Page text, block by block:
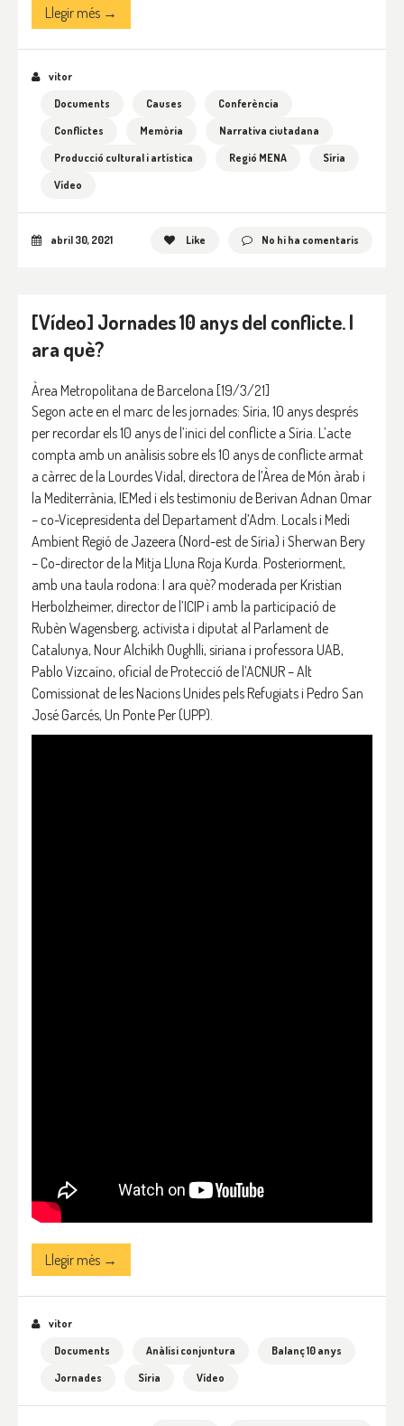
Llegir més →
vitor
Documents
Causes
Conferència
Conflictes
Memòria
Narrativa ciutadana
Producció cultural i artística
Regió MENA
Síria
Vídeo
abril 30, 2021 Like No hi ha comentaris
[Vídeo] Jornades 10 anys del conflicte. I
ara què?
Àrea Metropolitana de Barcelona [19/3/21]
Segon acte en el marc de les jornades: Síria, 10 anys després
per recordar els 10 anys de l’inici del conflicte a Síria. L’acte
compta amb un anàlisis sobre els 10 anys de conflicte armat
a càrrec de la Lourdes Vidal, directora de l’Àrea de Món àrab i
la Mediterrània, IEMed i els testimoniu de Berivan Adnan Omar
– co-Vicepresidenta del Departament d’Adm. Locals i Medi
Ambient Regió de Jazeera (Nord-est de Síria) i Sherwan Bery
– Co-director de la Mitja Lluna Roja Kurda. Posteriorment,
amb una taula rodona: I ara què? moderada per Kristian
Herbolzheimer, director de l’ICIP i amb la participació de
Rubèn Wagensberg, activista i diputat al Parlament de
Catalunya, Nour Alchikh Oughlli, siriana i professora UAB,
Pablo Vizcaíno, oficial de Protecció de l’ACNUR – Alt
Comissionat de les Nacions Unides pels Refugiats i Pedro San
José Garcés, Un Ponte Per (UPP).
Llegir més →
vitor
Documents
Anàlisi conjuntura
Balanç 10 anys
Jornades
Síria Vídeo